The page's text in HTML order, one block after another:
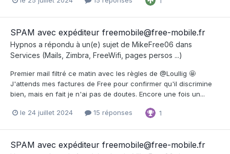
SPAM avec expéditeur freemobile@free-mobile.fr
Hypnos a répondu à un(e) sujet de MikeFree06 dans
Services (Mails, Zimbra, FreeWifi, pages persos ...)
Premier mail filtré ce matin avec les règles de @Loullig 🤩
J'attends mes factures de Free pour confirmer qu'il discrimine
bien, mais en fait je n'ai pas de doutes. Encore une fois un...
le 24 juillet 2024 15 réponses 1
SPAM avec expéditeur freemobile@free-mobile.fr